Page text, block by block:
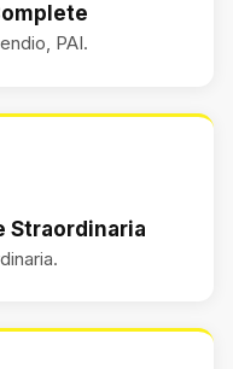
PAI.
Straordinaria